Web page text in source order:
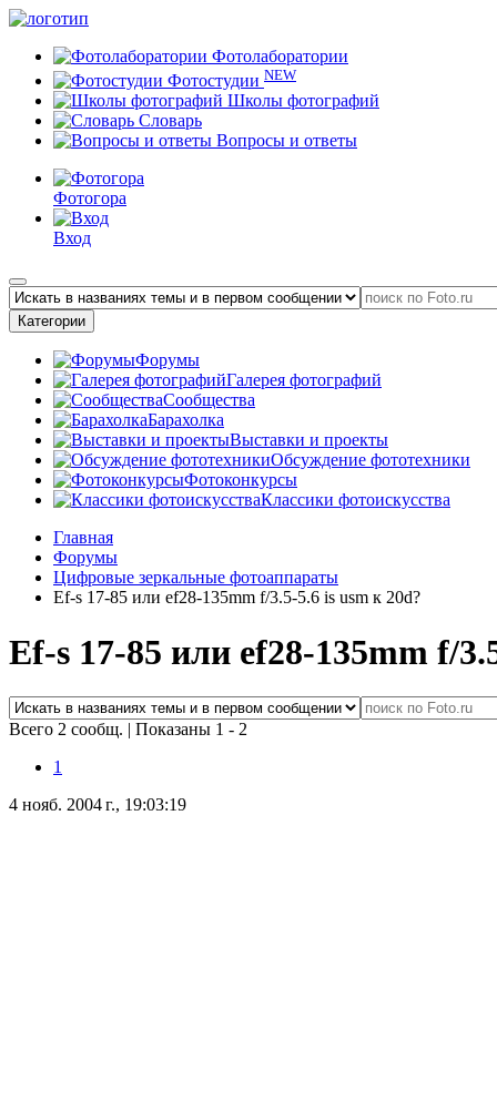
Фотолаборатории
Фотостудии NEW
Школы фотографий
Словарь
Вопросы и ответы
Фотогора
Вход
Категории
Форумы
Галерея фотографий
Сообщества
Барахолка
Выставки и проекты
Обсуждение фототехники
Фотоконкурсы
Классики фотоискусства
Главная
Форумы
Цифровые зеркальные фотоаппараты
Ef-s 17-85 или ef28-135mm f/3.5-5.6 is usm к 20d?
Ef-s 17-85 или ef28-135mm f/
Всего 2 сообщ. | Показаны 1 - 2
1
4 нояб. 2004 г., 19:03:19